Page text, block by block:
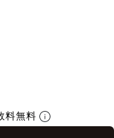
料無料